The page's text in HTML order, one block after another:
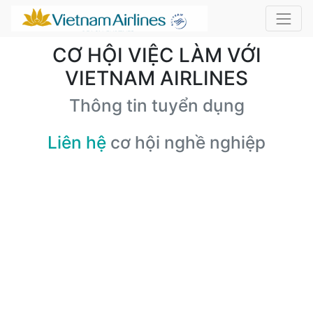
CƠ HỘI VIỆC LÀM VỚI
VIETNAM AIRLINES
Thông tin tuyển dụng
Liên hệ cơ hội nghề nghiệp